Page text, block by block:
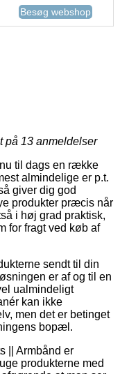
Besøg webshop
på 13 anmeldelser
til dags en række
almindelige er p.t.
giver dig god
produkter præcis når
i høj grad praktisk,
for fragt ved køb af
sendt til din
er af og til en
ualmindeligt
kan ikke
men det er betinget
bopæl.
|| Armbånd er
produkterne med